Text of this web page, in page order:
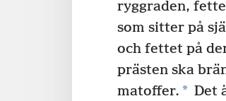
ryggraden,
som sitter på
och fettet på
prästen ska
matoffer. * Det